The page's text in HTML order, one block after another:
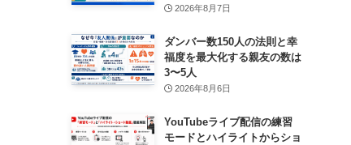
2026年8月7日
ダンバー数150人の法則と幸
福度を最大化する親友の数は
3〜5人
2026年8月6日
YouTubeライブ配信の練習
モードとハイライトからショ